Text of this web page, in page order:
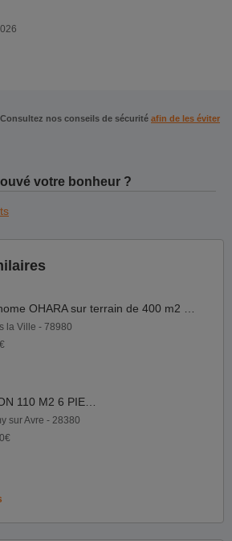
nos conseils de sécurité afin de les éviter
votre bonheur ?
la Ville - 78980
sur Avre - 28380